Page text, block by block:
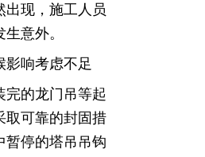
出现，施工人员
意外。
影响考虑不足
完的龙门吊等起
取可靠的封固措
暂停的塔吊吊钩